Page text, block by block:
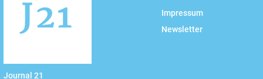
Journal 21
Impressum
Newsletter